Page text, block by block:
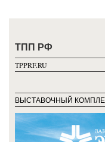
ТПП РФ
TPPRF.RU
ВЫСТАВОЧНЫЙ